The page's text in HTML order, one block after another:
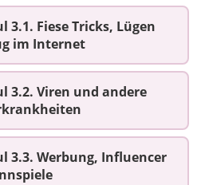
3.1. Fiese Tricks, Lügen
im Internet
3.2. Viren und andere
3.3. Werbung, Influencer